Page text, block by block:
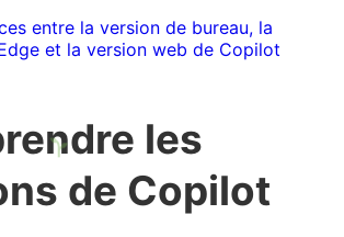
entre la version de bureau, la
et la version web de Copilot
les
de Copilot